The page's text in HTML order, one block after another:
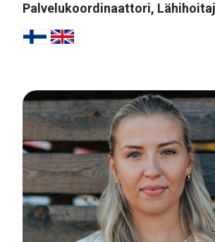
Palvelukoordinaattori,